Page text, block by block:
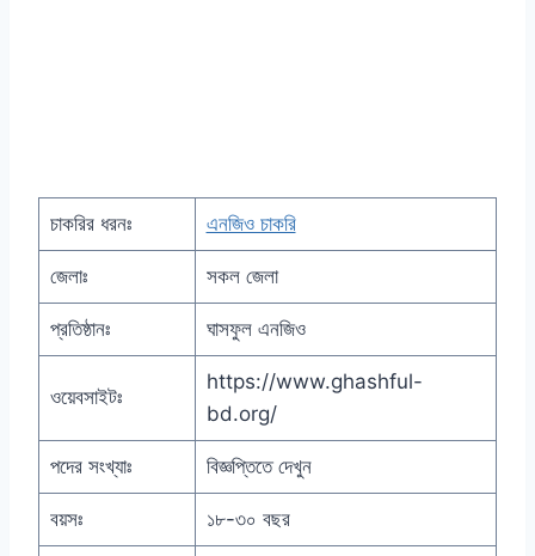
চাকরির ধরনঃ এনজিও চাকরি
জেলাঃ সকল জেলা
প্রতিষ্ঠানঃ ঘাসফুল এনজিও
ওয়েবসাইটঃ
https://www.ghashful-
bd.org/
পদের সংখ্যাঃ বিজ্ঞপ্তিতে দেখুন
বয়সঃ ১৮-৩০ বছর